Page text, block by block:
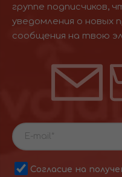
группе подписчиков,
уведомления о новых
сообщения на твою
Согласие на